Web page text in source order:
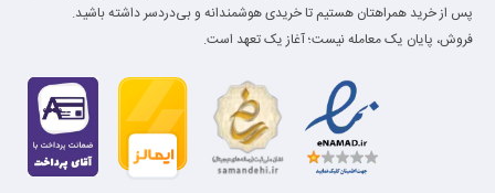
پس از خرید همراهتان هستیم تا خریدی هوشمندانه و بی‌دردسر داشته باشید.
فروش، پایان یک معامله نیست؛ آغاز یک تعهد است.